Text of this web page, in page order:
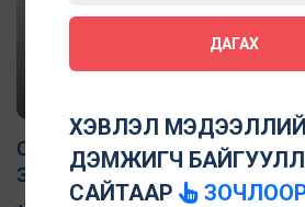
СЭТГҮҮЛ ЗҮЙН ЁС ЗҮЙН
ЗӨВЛӨМЖ ГАРЛАА
ДАГАХ
ХЭВЛЭЛ
ДЭМЖИГЧ
САЙТААР